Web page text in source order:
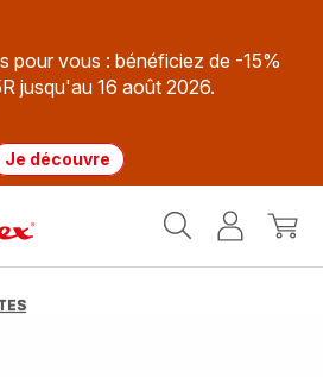
pour vous : bénéficiez de -15%
jusqu'au 16 août 2026.
Je découvre
MonMon